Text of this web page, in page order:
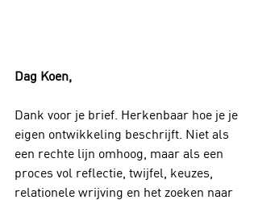
Dag Koen,
Dank voor je brief. Herkenbaar hoe je je
eigen ontwikkeling beschrijft. Niet als
een rechte lijn omhoog, maar als een
proces vol reflectie, twijfel, keuzes,
relationele wrijving en het zoeken naar